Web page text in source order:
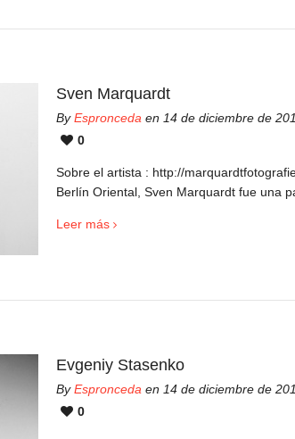
Sven Marquardt
ByEspronceda en 14 de diciembre de
0
Sobre el artista : http://
Berlín Oriental, Sven Marquardt fue una
Leer más
Evgeniy Stasenko
ByEspronceda en 14 de diciembre de
0